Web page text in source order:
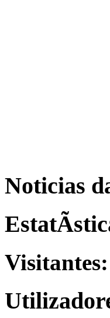
Noticias
Visitantes: